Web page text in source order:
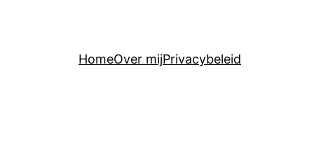
HomeOver mijPrivacybeleid